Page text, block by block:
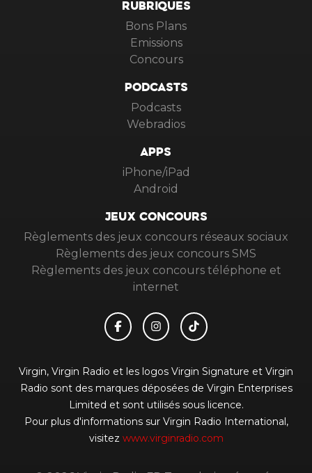
RUBRIQUES
Bons Plans
Emissions
Concours
PODCASTS
Podcasts
Webradios
APPS
iPhone/iPad
Android
JEUX CONCOURS
Règlements des jeux concours réseaux sociaux
Règlements des jeux concours SMS
Règlements des jeux concours téléphone et
internet
Virgin, Virgin Radio et les logos Virgin Signature et Virgin
Radio sont des marques déposées de Virgin Enterprises
Limited et sont utilisés sous licence.
Pour plus d'informations sur Virgin Radio International,
visitez www.virginradio.com